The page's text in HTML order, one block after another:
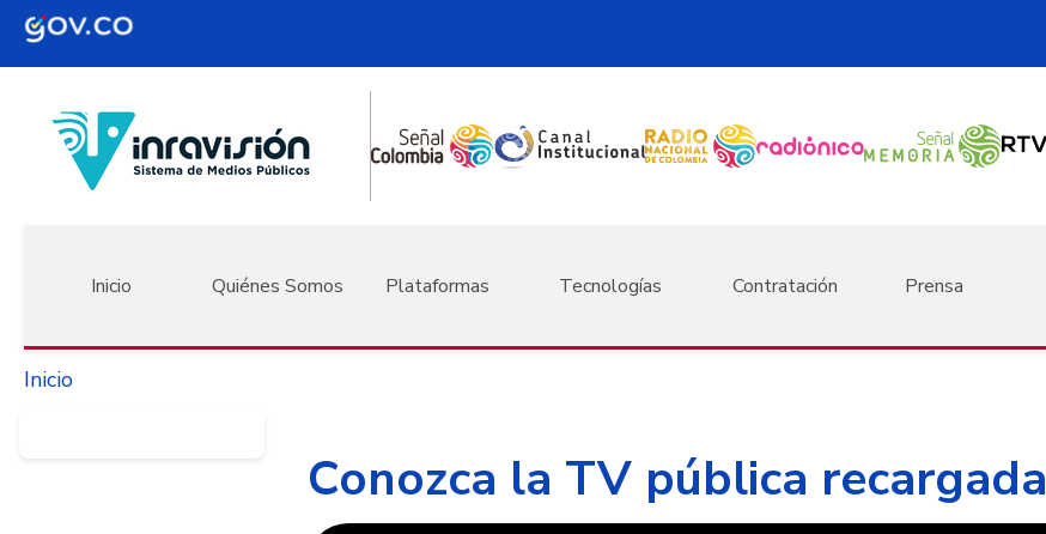
Pasar al contenido principal
Inicio Quiénes Somos Plataformas Tecnologías Contratación Prensa
Inicio
Conozca la TV pública recargada